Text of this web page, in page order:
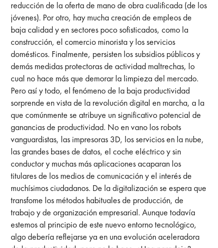
reducción de la oferta de mano de obra cualificada (de los
jóvenes). Por otro, hay mucha creación de empleos de
baja calidad y en sectores poco sofisticados, como la
construcción, el comercio minorista y los servicios
domésticos. Finalmente, persisten los subsidios públicos y
demás medidas protectoras de actividad maltrechas, lo
cual no hace más que demorar la limpieza del mercado.
Pero así y todo, el fenómeno de la baja productividad
sorprende en vista de la revolución digital en marcha, a la
que comúnmente se atribuye un significativo potencial de
ganancias de productividad. No en vano los robots
vanguardistas, las impresoras 3D, los servicios en la nube,
las grandes bases de datos, el coche eléctrico y sin
conductor y muchas más aplicaciones acaparan los
titulares de los medios de comunicación y el interés de
muchísimos ciudadanos. De la digitalización se espera que
transfome los métodos habituales de producción, de
trabajo y de organización empresarial. Aunque todavía
estemos al principio de este nuevo entorno tecnológico,
algo debería reflejarse ya en una evolución aceleradora